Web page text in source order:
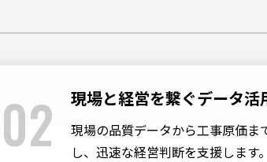
によるBIシステム構築
directによ
02 現場と経営を繋ぐデータ活
現場の品質データから工事原価ま
し、迅速な経営判断を支援します。